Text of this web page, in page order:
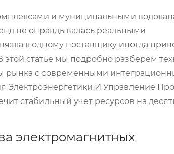
и муниципальными
не оправдывалась реальными
к одному поставщику иногда
статье мы подробно разберем
рынка с современными
И Управление
стабильный учет ресурсов на
электромагнитных